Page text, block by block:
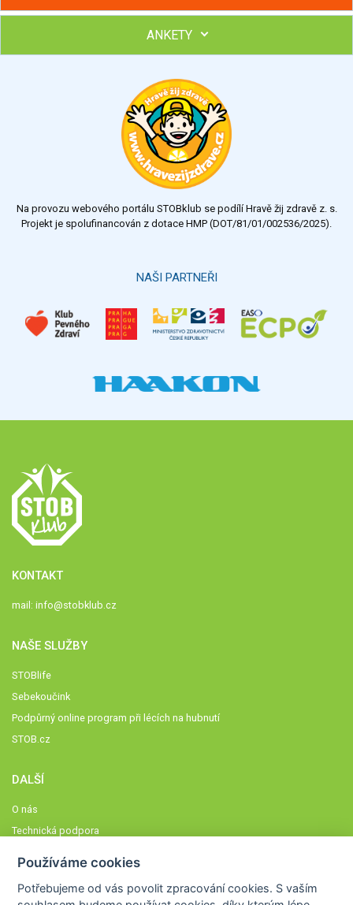
Hubněte s podporou lektorky a skupiny v kurzech STOBu
Chcete poradit s hubnutím? Najděte si odborníka STOBu ve
ANKETY
Výsledky Všechny ankety
Na provozu webového portálu STOBklub se podílí Hravě žij zdravě z. s.
Projekt je spolufinancován z dotace HMP (DOT/81/01/002536/2025).
NAŠI PARTNEŘI
KONTAKT
mail: info@stobklub.cz
NAŠE SLUŽBY
STOBlife
Sebekoučink
Podpůrný online program při lécích na hubnutí
STOB.cz
DALŠÍ
O nás
Technická podpora
Členové STOBklubu
Používáme cookies
Potřebujeme od vás povolit zpracování cookies. S vaším